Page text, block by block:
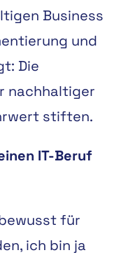
Business
und
Die
nachhaltiger
stiften.
IT-Beruf
für
ich bin ja